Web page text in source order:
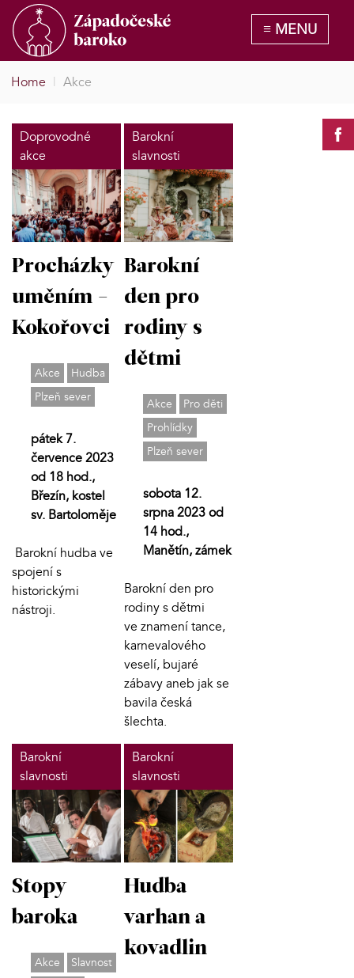
Home | Akce
Doprovodné
akce
Procházky
uměním -
Kokořovci
Akce
Hudba
Plzeň sever
pátek 7.
července 2023
od 18 hod.,
Březín, kostel
sv. Bartoloměje
Barokní hudba ve
spojení s
historickými
nástroji.
Barokní
slavnosti
Barokní
den pro
rodiny s
dětmi
Akce
Pro děti
Prohlídky
Plzeň sever
sobota 12.
srpna 2023 od
14 hod.,
Manětín, zámek
Barokní den pro
rodiny s dětmi
ve znamení tance,
karnevalového
veselí, bujaré
zábavy aneb jak se
bavila česká
šlechta.
Barokní
slavnosti
Stopy
baroka
Akce
Slavnost
Barokní
slavnosti
Hudba
varhan a
kovadlin